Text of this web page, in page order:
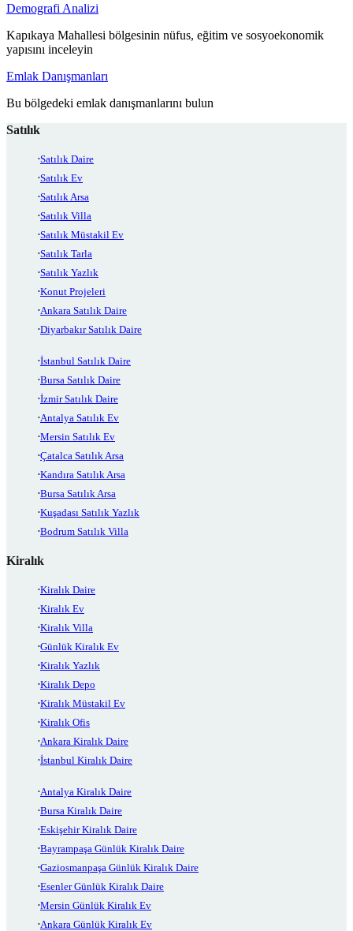
Demografi Analizi
Kapıkaya Mahallesi bölgesinin nüfus, eğitim ve sosyoekonomik
yapısını inceleyin
Emlak Danışmanları
Bu bölgedeki emlak danışmanlarını bulun
Satılık
Satılık Daire
Satılık Ev
Satılık Arsa
Satılık Villa
Satılık Müstakil Ev
Satılık Tarla
Satılık Yazlık
Konut Projeleri
Ankara Satılık Daire
Diyarbakır Satılık Daire
İstanbul Satılık Daire
Bursa Satılık Daire
İzmir Satılık Daire
Antalya Satılık Ev
Mersin Satılık Ev
Çatalca Satılık Arsa
Kandıra Satılık Arsa
Bursa Satılık Arsa
Kuşadası Satılık Yazlık
Bodrum Satılık Villa
Kiralık
Kiralık Daire
Kiralık Ev
Kiralık Villa
Günlük Kiralık Ev
Kiralık Yazlık
Kiralık Depo
Kiralık Müstakil Ev
Kiralık Ofis
Ankara Kiralık Daire
İstanbul Kiralık Daire
Antalya Kiralık Daire
Bursa Kiralık Daire
Eskişehir Kiralık Daire
Bayrampaşa Günlük Kiralık Daire
Gaziosmanpaşa Günlük Kiralık Daire
Esenler Günlük Kiralık Daire
Mersin Günlük Kiralık Ev
Ankara Günlük Kiralık Ev